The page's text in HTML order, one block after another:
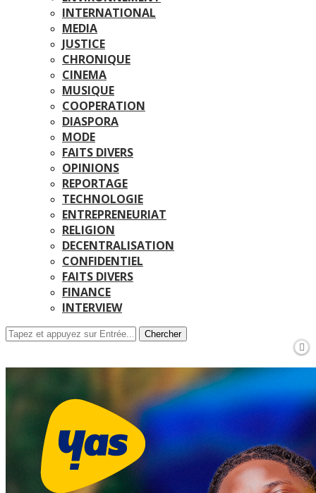
INTERNATIONAL
MEDIA
JUSTICE
CHRONIQUE
CINEMA
MUSIQUE
COOPERATION
DIASPORA
MODE
FAITS DIVERS
OPINIONS
REPORTAGE
TECHNOLOGIE
ENTREPRENEURIAT
RELIGION
DECENTRALISATION
CONFIDENTIEL
FAITS DIVERS
FINANCE
INTERVIEW
Chercher